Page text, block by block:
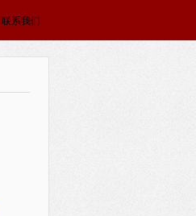
联系我们